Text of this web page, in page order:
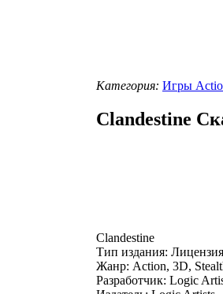
Категория: Игры
Clandestine
Clandestine
Тип издания: Лицензия
Жанр: Action, 3D,
Разработчик: Logic